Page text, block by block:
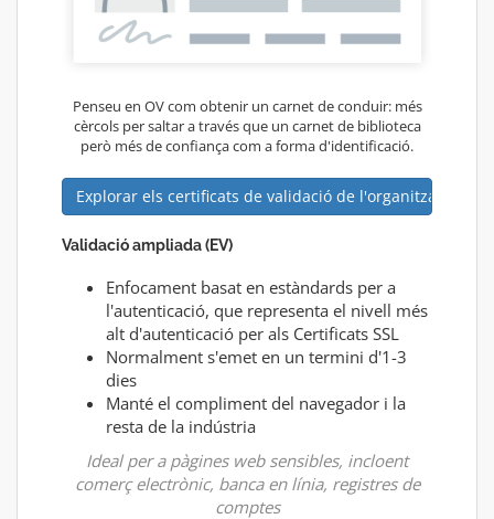
Penseu en OV com obtenir un carnet de conduir: més
cèrcols per saltar a través que un carnet de biblioteca
però més de confiança com a forma d'identificació.
Explorar els certificats de validació de l'organització
Validació ampliada (EV)
Enfocament basat en estàndards per a
l'autenticació, que representa el nivell més
alt d'autenticació per als Certificats SSL
Normalment s'emet en un termini d'1-3
dies
Manté el compliment del navegador i la
resta de la indústria
Ideal per a pàgines web sensibles, incloent
comerç electrònic, banca en línia, registres de
comptes